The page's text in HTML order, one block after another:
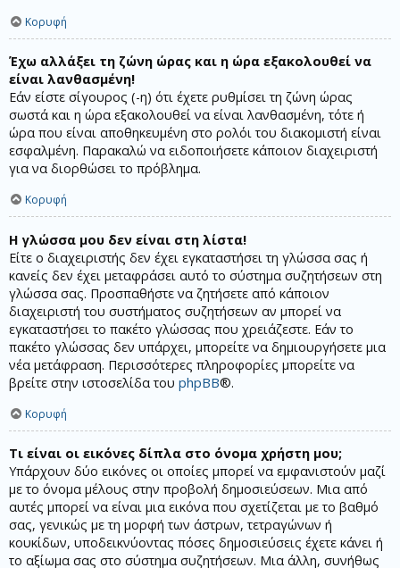
Κορυφή
Έχω αλλάξει τη ζώνη ώρας και η ώρα εξακολουθεί να
είναι λανθασμένη!
Εάν είστε σίγουρος (-η) ότι έχετε ρυθμίσει τη ζώνη ώρας
σωστά και η ώρα εξακολουθεί να είναι λανθασμένη, τότε ή
ώρα που είναι αποθηκευμένη στο ρολόι του διακομιστή είναι
εσφαλμένη. Παρακαλώ να ειδοποιήσετε κάποιον διαχειριστή
για να διορθώσει το πρόβλημα.
Κορυφή
Η γλώσσα μου δεν είναι στη λίστα!
Είτε ο διαχειριστής δεν έχει εγκαταστήσει τη γλώσσα σας ή
κανείς δεν έχει μεταφράσει αυτό το σύστημα συζητήσεων στη
γλώσσα σας. Προσπαθήστε να ζητήσετε από κάποιον
διαχειριστή του συστήματος συζητήσεων αν μπορεί να
εγκαταστήσει το πακέτο γλώσσας που χρειάζεστε. Εάν το
πακέτο γλώσσας δεν υπάρχει, μπορείτε να δημιουργήσετε μια
νέα μετάφραση. Περισσότερες πληροφορίες μπορείτε να
βρείτε στην ιστοσελίδα του phpBB®.
Κορυφή
Τι είναι οι εικόνες δίπλα στο όνομα χρήστη μου;
Υπάρχουν δύο εικόνες οι οποίες μπορεί να εμφανιστούν μαζί
με το όνομα μέλους στην προβολή δημοσιεύσεων. Μια από
αυτές μπορεί να είναι μια εικόνα που σχετίζεται με το βαθμό
σας, γενικώς με τη μορφή των άστρων, τετραγώνων ή
κουκίδων, υποδεικνύοντας πόσες δημοσιεύσεις έχετε κάνει ή
το αξίωμα σας στο σύστημα συζητήσεων. Μια άλλη, συνήθως